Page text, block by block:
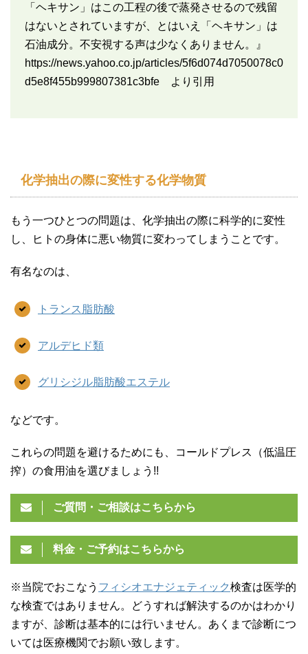
「ヘキサン」はこの工程の後で蒸発させるので残留
はないとされていますが、とはいえ「ヘキサン」は
石油成分。不安視する声は少なくありません。』
https://news.yahoo.co.jp/articles/5f6d074d7050078c0
d5e8f455b999807381c3bfe より引用
化学抽出の際に変性する化学物質
もう一つひとつの問題は、化学抽出の際に科学的に変性
し、ヒトの身体に悪い物質に変わってしまうことです。
有名なのは、
トランス脂肪酸
アルデヒド類
グリシジル脂肪酸エステル
などです。
これらの問題を避けるためにも、コールドプレス（低温圧
搾）の食用油を選びましょう!!
ご質問・ご相談はこちらから
料金・ご予約はこちらから
※当院でおこなう フィシオエナジェティック検査は医学的
な検査ではありません。どうすれば解決するのかはわかり
ますが、診断は基本的には行いません。あくまで診断につ
いては医療機関でお願い致します。